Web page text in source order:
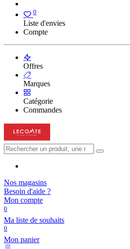
0
Liste d'envies
Compte
Offres
Marques
Catégorie
Commandes
Nos magasins
Besoin d'aide ?
Mon compte
0
Ma liste de souhaits
0
Mon panier